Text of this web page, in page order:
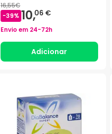
16,55€
-39% 10,06 €
Envio em 24-72h
Adicionar